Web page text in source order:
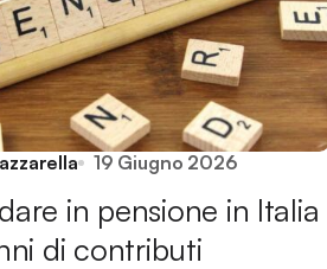
19 Giugno 2026
in pensione in Italia
di contributi